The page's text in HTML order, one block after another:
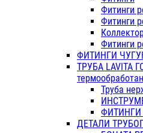
Фитинги
Фитинги
Фитинги
ФИТИНГИ
ТРУБА LAVITA
Труба
ФИТИНГИ
ДЕТАЛИ